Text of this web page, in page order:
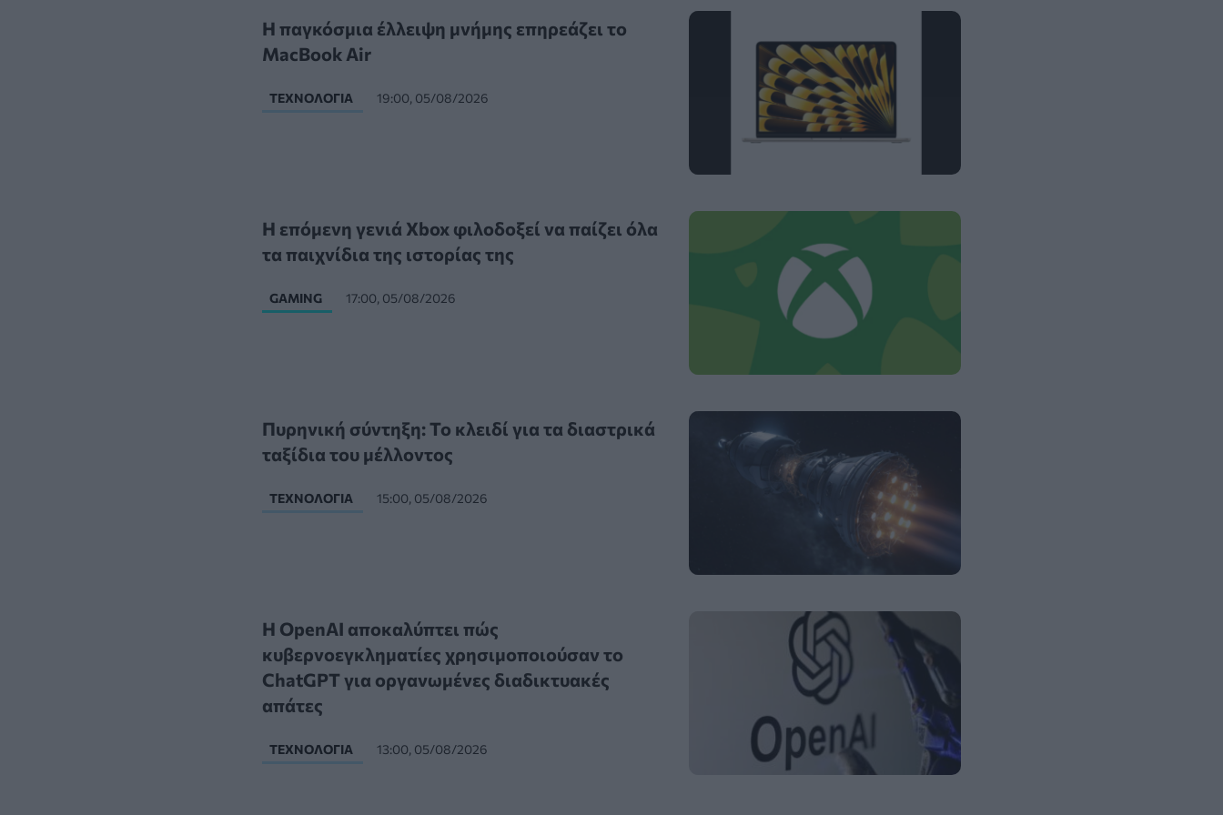
Η παγκόσμια έλλειψη μνήμης επηρεάζει το
MacBook Air
ΤΕΧΝΟΛΟΓΊΑ 19:00, 05/08/2026
Η επόμενη γενιά Xbox φιλοδοξεί να παίζει όλα
τα παιχνίδια της ιστορίας της
GAMING 17:00, 05/08/2026
Πυρηνική σύντηξη: Το κλειδί για τα διαστρικά
ταξίδια του μέλλοντος
ΤΕΧΝΟΛΟΓΊΑ 15:00, 05/08/2026
Η OpenAI αποκαλύπτει πώς
κυβερνοεγκληματίες χρησιμοποιούσαν το
ChatGPT για οργανωμένες διαδικτυακές
απάτες
ΤΕΧΝΟΛΟΓΊΑ 13:00, 05/08/2026